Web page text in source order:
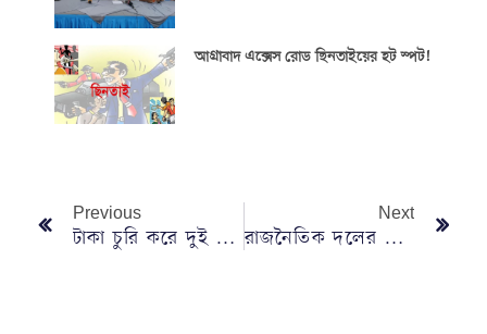
আগ্রাবাদ এক্সেস রোড ছিনতাইয়ের হট স্পট!
Previous
টাকা চুরি করে দুই বান্ধবী নিয়ে কক্সবাজারে পঞ্চম শ্রেণির ছাত্র
Next
রাজনৈতিক দলের সাথে সংলাপ হয়, আগুন সন্ত্রাসীদের সাথে নয় : তথ্যমন্ত্রী